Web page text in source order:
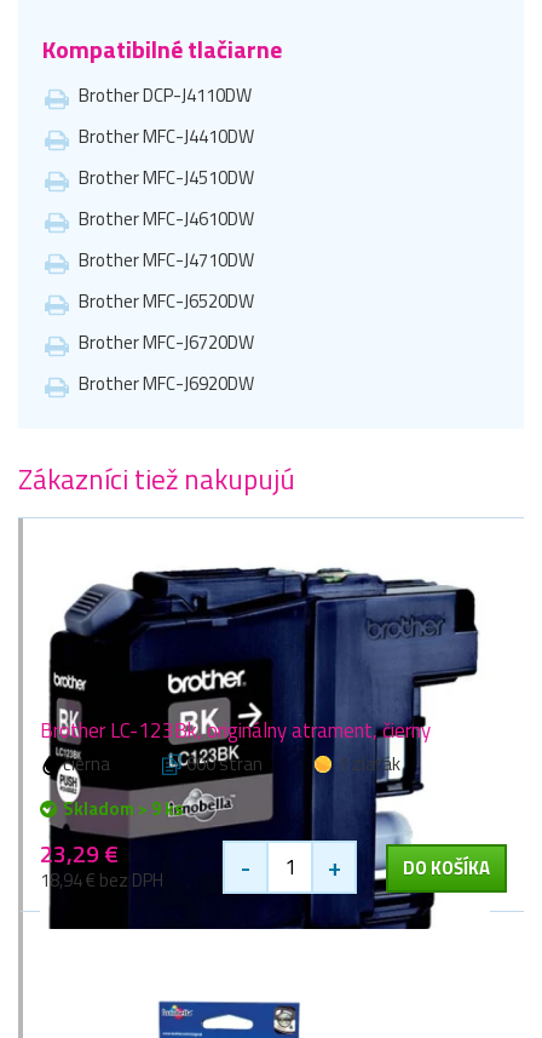
Kompatibilné tlačiarne
Brother DCP-J4110DW
Brother MFC-J4410DW
Brother MFC-J4510DW
Brother MFC-J4610DW
Brother MFC-J4710DW
Brother MFC-J6520DW
Brother MFC-J6720DW
Brother MFC-J6920DW
Zákazníci tiež nakupujú
Brother LC-123Bk, originálny atrament, čierny
čierna 600 stran
1 zlaťák
Skladom > 9 ks
23,29 €
18,94 € bez DPH - + DO KOŠÍKA